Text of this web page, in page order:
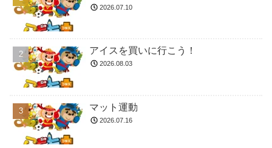
2026.07.10
アイスを買いに行こう！
2026.08.03
マット運動
2026.07.16